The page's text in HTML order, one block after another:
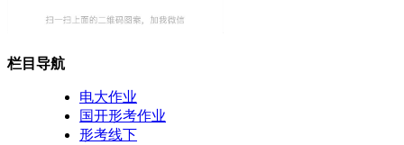
栏目导航
电大作业
国开形考作业
形考线下